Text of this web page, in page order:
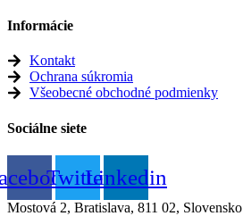
Informácie
Kontakt
Ochrana súkromia
Všeobecné obchodné podmienky
Sociálne siete
TwitterLinkedin
Mostová 2, Bratislava, 811 02, Slovensko